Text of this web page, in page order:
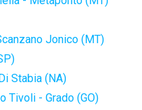
Jonico (MT)
Stabia (NA)
Tivoli - Grado (GO)